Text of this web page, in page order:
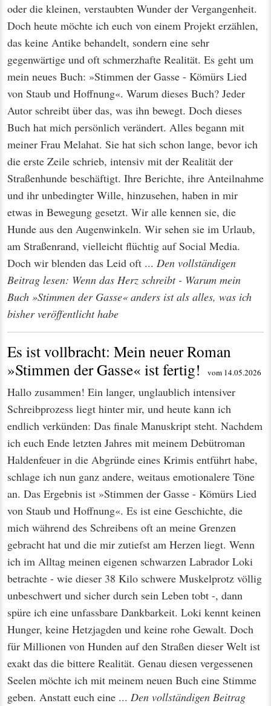
oder die kleinen, verstaubten Wunder der Vergangenheit.
Doch heute möchte ich euch von einem Projekt erzählen,
das keine Antike behandelt, sondern eine sehr
gegenwärtige und oft schmerzhafte Realität. Es geht um
mein neues Buch: »Stimmen der Gasse - Kömürs Lied
von Staub und Hoffnung«. Warum dieses Buch? Jeder
Autor schreibt über das, was ihn bewegt. Doch dieses
Buch hat mich persönlich verändert. Alles begann mit
meiner Frau Melahat. Sie hat sich schon lange, bevor ich
die erste Zeile schrieb, intensiv mit der Realität der
Straßenhunde beschäftigt. Ihre Berichte, ihre Anteilnahme
und ihr unbedingter Wille, hinzusehen, haben in mir
etwas in Bewegung gesetzt. Wir alle kennen sie, die
Hunde aus den Augenwinkeln. Wir sehen sie im Urlaub,
am Straßenrand, vielleicht flüchtig auf Social Media.
Doch wir blenden das Leid oft ... Den vollständigen
Beitrag lesen: Wenn das Herz schreibt - Warum mein
Buch »Stimmen der Gasse« anders ist als alles, was ich
bisher veröffentlicht habe
Es ist vollbracht: Mein neuer Roman
»Stimmen der Gasse« ist fertig!
vom 14.05.2026
Hallo zusammen! Ein langer, unglaublich intensiver
Schreibprozess liegt hinter mir, und heute kann ich
endlich verkünden: Das finale Manuskript steht. Nachdem
ich euch Ende letzten Jahres mit meinem Debütroman
Haldenfeuer in die Abgründe eines Krimis entführt habe,
schlage ich nun ganz andere, weitaus emotionalere Töne
an. Das Ergebnis ist »Stimmen der Gasse - Kömürs Lied
von Staub und Hoffnung«. Es ist eine Geschichte, die
mich während des Schreibens oft an meine Grenzen
gebracht hat und die mir zutiefst am Herzen liegt. Wenn
ich im Alltag meinen eigenen schwarzen Labrador Loki
betrachte - wie dieser 38 Kilo schwere Muskelprotz völlig
unbeschwert und sicher durch sein Leben tobt -, dann
spüre ich eine unfassbare Dankbarkeit. Loki kennt keinen
Hunger, keine Hetzjagden und keine rohe Gewalt. Doch
für Millionen von Hunden auf den Straßen dieser Welt ist
exakt das die bittere Realität. Genau diesen vergessenen
Seelen möchte ich mit meinem neuen Buch eine Stimme
geben. Anstatt euch eine ... Den vollständigen Beitrag